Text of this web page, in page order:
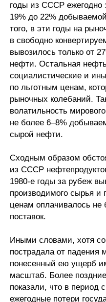
Российская
Мониторинга
Центр
экономика России»
Образование и
Кафедра МФТИ
Кафедра МАДИ
Об аспирантуре
Поступление
Нормативные
О совете
годы из СССР ежегодно
19% до 22%
того, в эти годы на
в свободно
вывозилось только от
нефти. Остальная
социалистические и
по льготным ценам,
рыночных колебаний.
волатильность
не более 6–8%
сырой нефти.
Сходным образом
из СССР
1980-е годы за рубеж
производимого сырья
ценам оплачивалось не
поставок.
Иными словами, хотя
пострадала от падения
понесенный ею ущерб
масштаб. Более
показали, что в период
ежегодные потери